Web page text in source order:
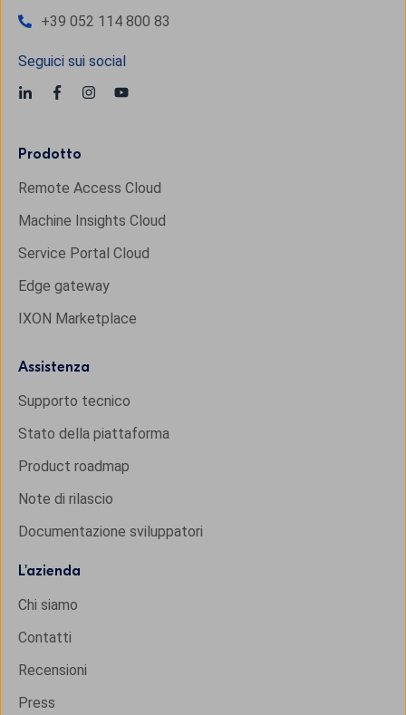
+39 052 114 800 83
Seguici sui social
Prodotto
Remote Access Cloud
Machine Insights Cloud
Service Portal Cloud
Edge gateway
IXON Marketplace
Assistenza
Supporto tecnico
Stato della piattaforma
Product roadmap
Note di rilascio
Documentazione sviluppatori
L'azienda
Chi siamo
Contatti
Recensioni
Press